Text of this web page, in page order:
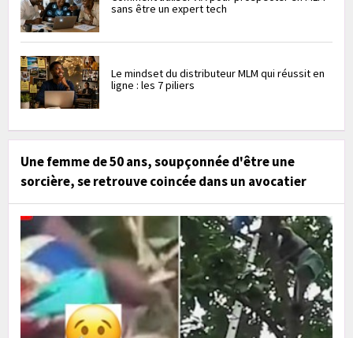
sans être un expert tech
Le mindset du distributeur MLM qui réussit en
ligne : les 7 piliers
Une femme de 50 ans, soupçonnée d'être une
sorcière, se retrouve coincée dans un avocatier